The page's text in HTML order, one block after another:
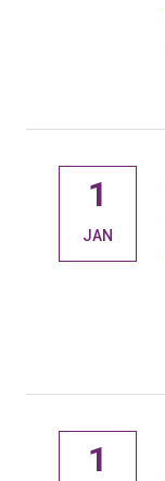
1
JAN
1